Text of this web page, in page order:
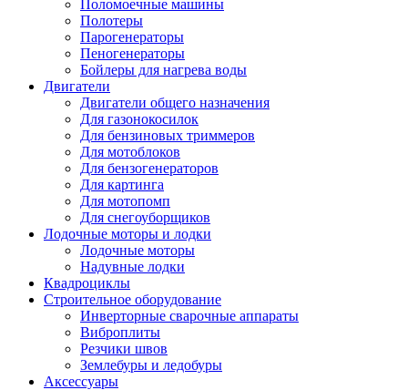
Поломоечные машины
Полотеры
Парогенераторы
Пеногенераторы
Бойлеры для нагрева воды
Двигатели
Двигатели общего назначения
Для газонокосилок
Для бензиновых триммеров
Для мотоблоков
Для бензогенераторов
Для картинга
Для мотопомп
Для снегоуборщиков
Лодочные моторы и лодки
Лодочные моторы
Надувные лодки
Квадроциклы
Строительное оборудование
Инверторные сварочные аппараты
Виброплиты
Резчики швов
Землебуры и ледобуры
Аксессуары